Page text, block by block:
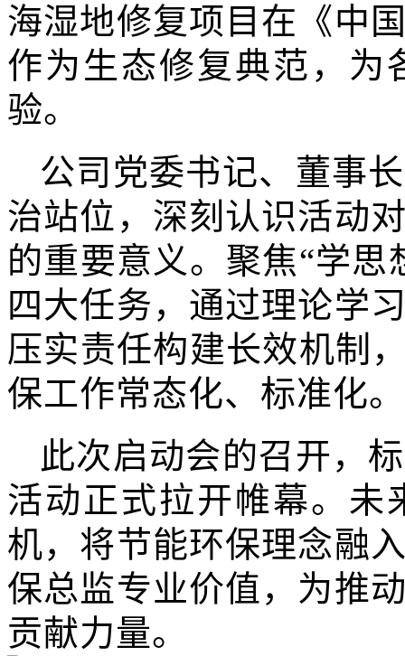
海湿地修复项目在《中
作为生态修复典范，为
验。
公司党委书记、董事
治站位，深刻认识活动
的重要意义。聚焦“学
四大任务，通过理论学
压实责任构建长效机制
保工作常态化、标准化。
此次启动会的召开，
活动正式拉开帷幕。未
机，将节能环保理念融
保总监专业价值，为推
贡献力量。